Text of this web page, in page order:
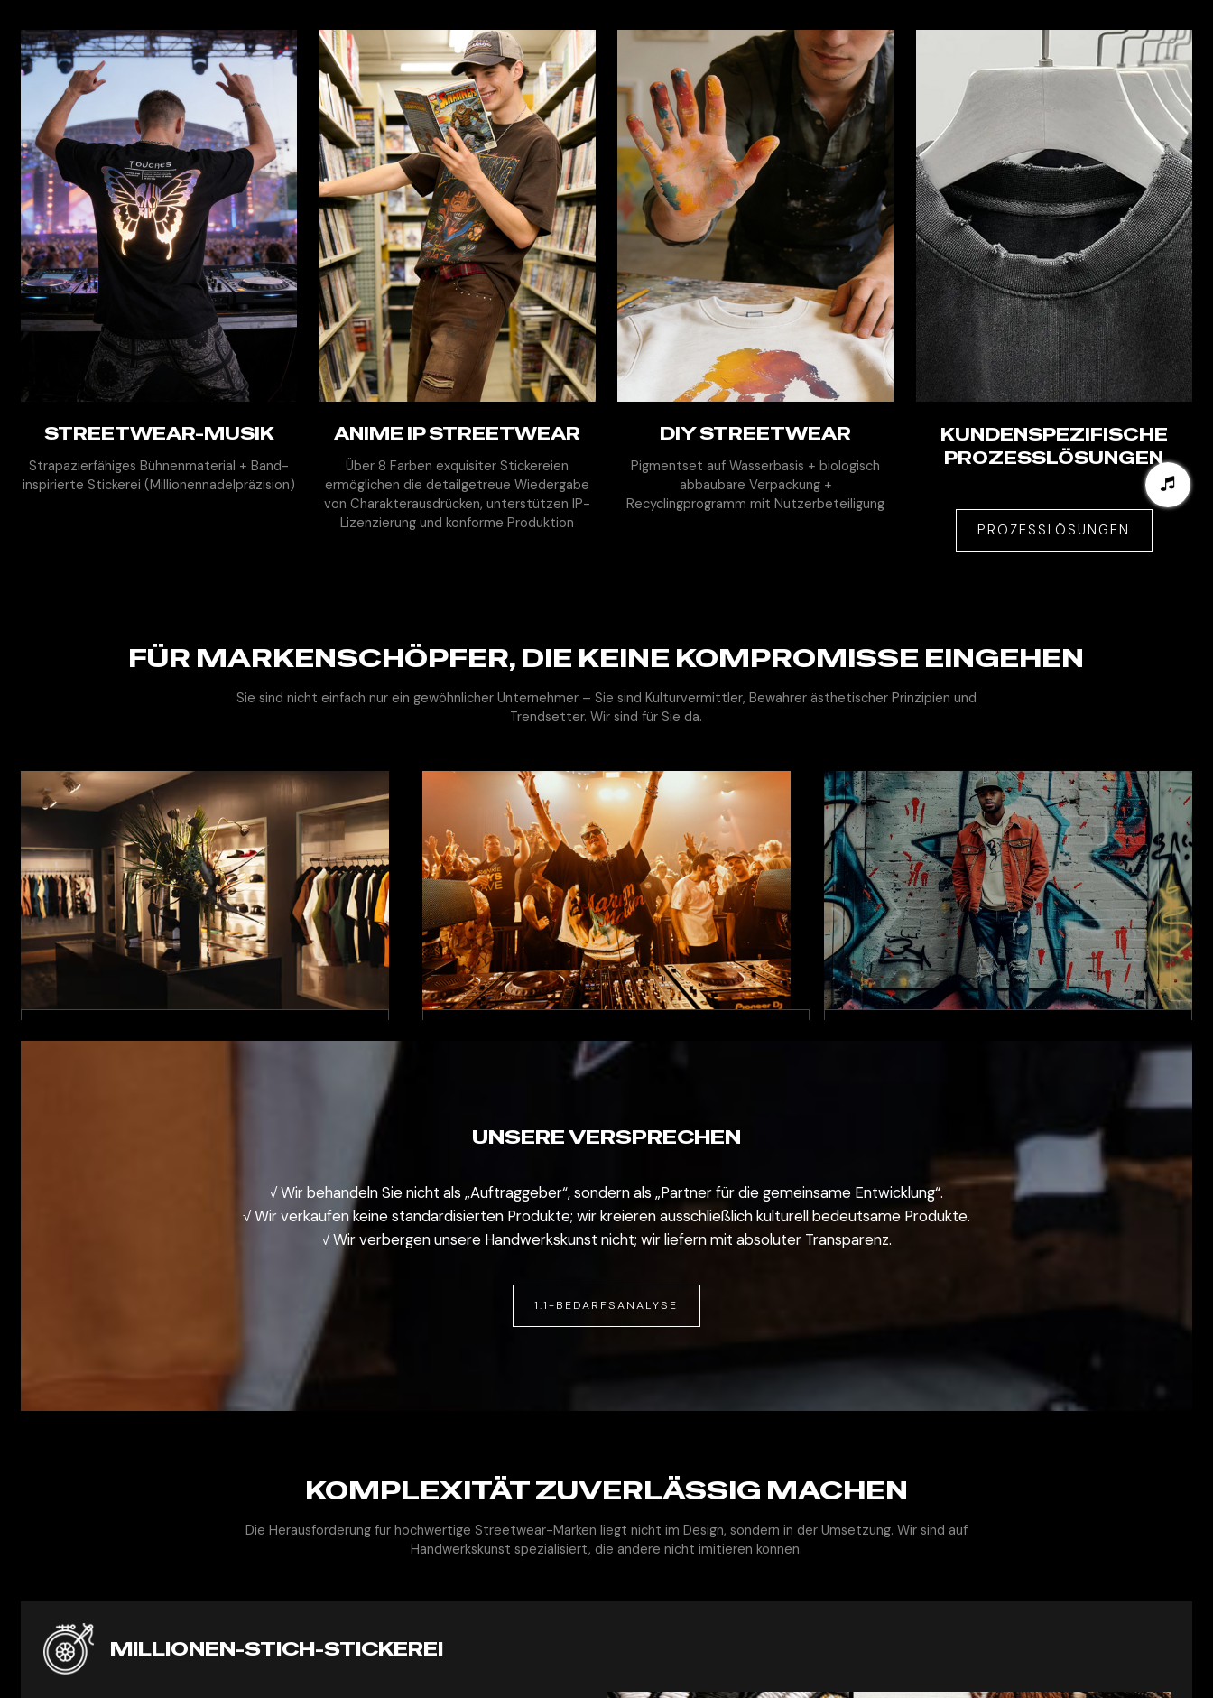
MEHR ENTDECKEN
STREETWEAR-MUSIK
Strapazierfähiges Bühnenmaterial + Band-
inspirierte Stickerei (Millionennadelpräzision)
MEHR ENTDECKEN
ANIME IP STREETWEAR
Über 8 Farben exquisiter Stickereien
ermöglichen die detailgetreue Wiedergabe
von Charakterausdrücken, unterstützen IP-
Lizenzierung und konforme Produktion
MEHR ENTDECKEN
DIY STREETWEAR
Pigmentset auf Wasserbasis + biologisch
abbaubare Verpackung +
Recyclingprogramm mit Nutzerbeteiligung
KUNDENSPEZIFISCHE
PROZESSLÖSUNGEN
PROZESSLÖSUNGEN
FÜR MARKENSCHÖPFER, DIE KEINE KOMPROMISSE EINGEHEN
Sie sind nicht einfach nur ein gewöhnlicher Unternehmer – Sie sind Kulturvermittler, Bewahrer ästhetischer Prinzipien und
Trendsetter. Wir sind für Sie da.
Kleinserien-Testproduktion + konformer
BRANCHENÜBERGREIFENDE
elektronische Musik, NFT oder
Luxusgüterindustrie
Übersetzung der Designsprache + schnelles
Prototyping und Validierung
Leidenschaftliche Streetwear-Enthusiasten
mit Startkapital und einer langfristigen Vision
Voraussetzungen: Markteintritt mit geringem
Risiko (mindestens 100 Stück?) +
Unterstützung bei der trendorientierten
Produktauswahl + visuelle Markenpräsenz
UNSERE VERSPRECHEN
√ Wir behandeln Sie nicht als „Auftraggeber“, sondern als „Partner für die gemeinsame Entwicklung“.
√ Wir verkaufen keine standardisierten Produkte; wir kreieren ausschließlich kulturell bedeutsame Produkte.
√ Wir verbergen unsere Handwerkskunst nicht; wir liefern mit absoluter Transparenz.
1:1-BEDARFSANALYSE
KOMPLEXITÄT ZUVERLÄSSIG MACHEN
Die Herausforderung für hochwertige Streetwear-Marken liegt nicht im Design, sondern in der Umsetzung. Wir sind auf
Handwerkskunst spezialisiert, die andere nicht imitieren können.
MILLIONEN-STICH-STICKEREI